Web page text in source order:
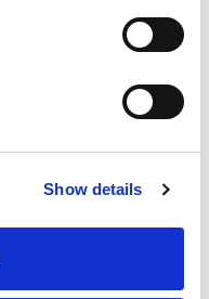
Show details